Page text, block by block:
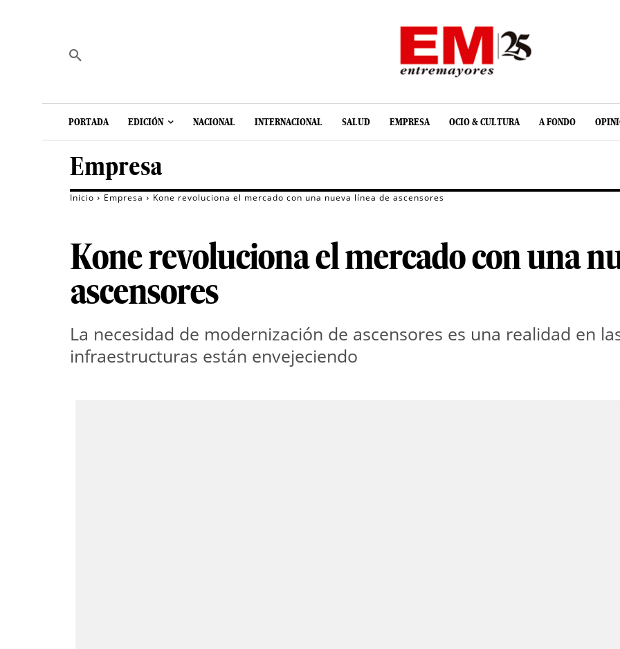
PORTADA EDICIÓN NACIONAL INTERNACIONAL SALUD EMPRESA OCIO & CULTURA A FONDO
Empresa
Inicio Empresa Kone revoluciona el mercado con una nueva línea de ascensores
Kone revoluciona el mercado con una
ascensores
La necesidad de modernización de ascensores es una realidad en
infraestructuras están envejeciendo